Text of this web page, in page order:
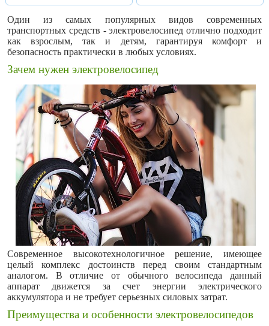
Один из самых популярных видов современных
транспортных средств - электровелосипед отлично подходит
как взрослым, так и детям, гарантируя комфорт и
безопасность практически в любых условиях.
Зачем нужен электровелосипед
Современное высокотехнологичное решение, имеющее
целый комплекс достоинств перед своим стандартным
аналогом. В отличие от обычного велосипеда данный
аппарат движется за счет энергии электрического
аккумулятора и не требует серьезных силовых затрат.
Преимущества и особенности электровелосипедов